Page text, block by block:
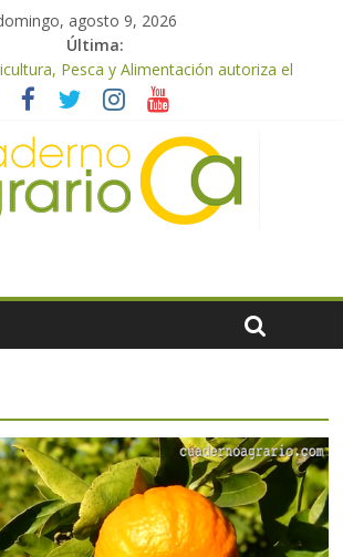
agosto 9, 2026
Última:
Pesca y Alimentación autoriza el
adicionales de ayudas de la PAC de
Pesca y Alimentación otorga los
España a los mejores quesos 2026
de una vendimia marcada por el
que obligará a muchos viticultores a
del sector
primeras recolecciones de almendra
en los precios